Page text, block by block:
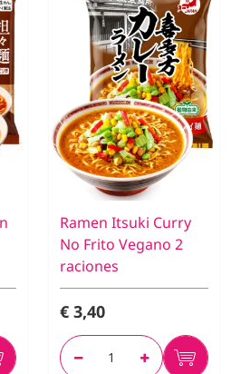
Ramen Itsuki Curry
No Frito Vegano 2
raciones
€ 3,40